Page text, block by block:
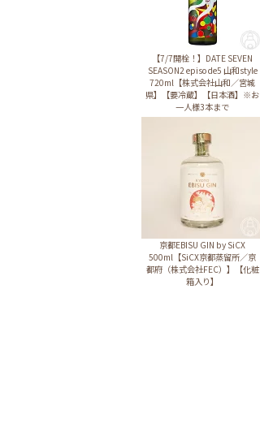
【7/7開栓！】DATE SEVEN
SEASON2 episode5 山和style
720ml【株式会社山和／宮城
県】【要冷蔵】【日本酒】※お
一人様3本まで
京都EBISU GIN by SiCX
500ml【SiCX京都蒸留所／京
都府（株式会社FEC）】【化粧
箱入り】